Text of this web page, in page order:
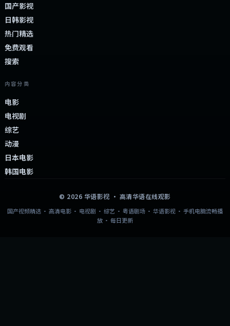
国产影视
日韩影视
热门精选
免费观看
搜索
内容分类
电影
电视剧
综艺
动漫
日本电影
韩国电影
© 2026 华语影视 · 高清华语在线观影
国产视频精选 · 高清电影 · 电视剧 · 综艺 · 粤语剧场 · 华语影视 · 手机电脑流畅播
放 · 每日更新